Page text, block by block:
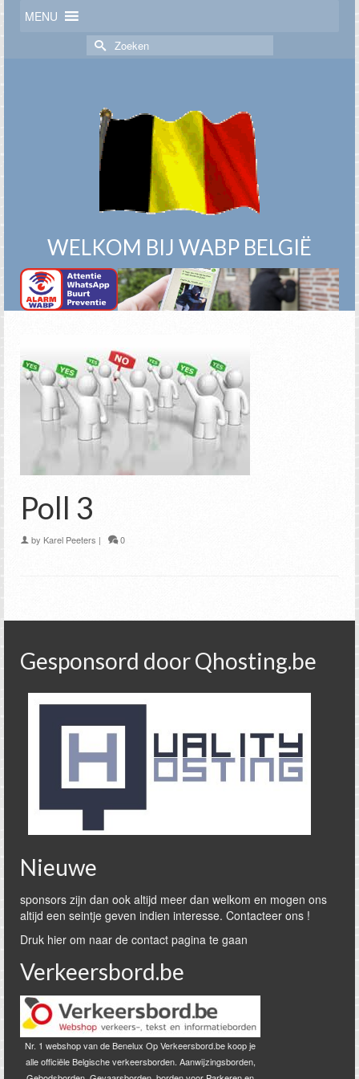
MENU
Zoek
naar:
WELKOM BIJ WABP BELGIË
Poll 3
by Karel Peeters | 0
Gesponsord door Qhosting.be
Nieuwe
sponsors zijn dan ook altijd meer dan welkom en mogen ons
altijd een seintje geven indien interesse. Contacteer ons !
Druk hier om naar de contact pagina te gaan
Verkeersbord.be
Nr. 1 webshop van de Benelux Op Verkeersbord.be koop je
alle officiële Belgische verkeersborden. Aanwijzingsborden,